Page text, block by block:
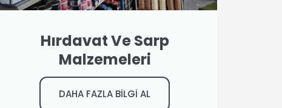
Hırdavat Ve Sarp
Malzemeleri
DAHA FAZLA BİLGİ AL